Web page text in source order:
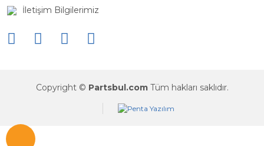
İletişim Bilgilerimiz
Copyright © Partsbul.com Tüm hakları saklıdır.